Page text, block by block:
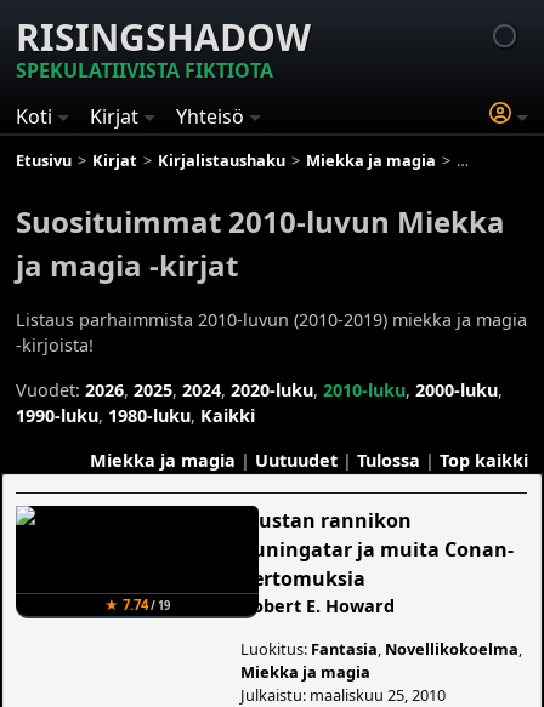
RISINGSHADOW
SPEKULATIIVISTA FIKTIOTA
Koti
Kirjat Yhteisö
Etusivu Kirjat Kirjalistaushaku Miekka ja magia
Suosituimmat 2010-luvun Miekka
ja magia -kirjat
Listaus parhaimmista 2010-luvun (2010-2019) miekka ja magia
-kirjoista!
Vuodet:2026,2025,2024,2020-luku,2010-luku,2000-luku,
1990-luku, 1980-luku, Kaikki
Miekka ja magia | Uutuudet| Tulossa | Top kaikki
★ 7.74/ 19
Mustan rannikon
kuningatar ja muita Conan-
kertomuksia
Robert E. Howard
Luokitus: Fantasia Novellikokoelma
Miekka ja magia
Julkaistu: maaliskuu 25, 2010